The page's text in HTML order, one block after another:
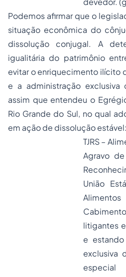
Podemos afirmar que o
situação econômica do
dissolução conjugal. A
igualitária do patrimônio
evitar o enriquecimento ilícito
e a administração exclusiva
assim que entendeu o
Rio Grande do Sul, no qual
em ação de dissolução estável:
TJRS –
Agravo
União
litigantes
e
exclusiva